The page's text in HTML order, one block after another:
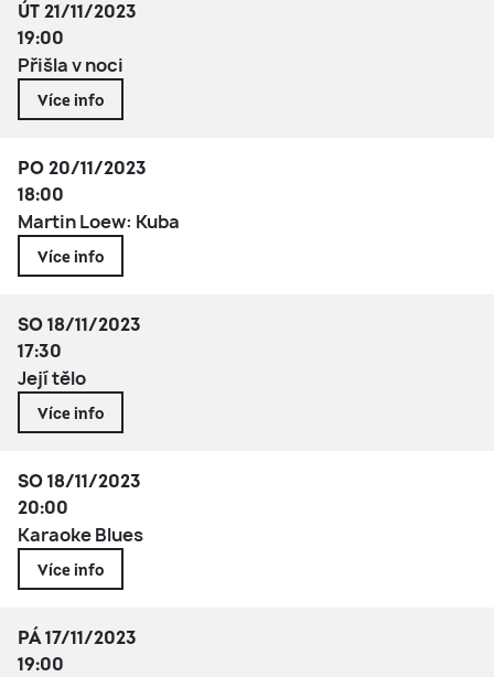
ÚT 21/11/2023
19:00
Přišla v noci
Více info
PO 20/11/2023
18:00
Martin Loew: Kuba
Více info
SO 18/11/2023
17:30
Její tělo
Více info
SO 18/11/2023
20:00
Karaoke Blues
Více info
PÁ 17/11/2023
19:00